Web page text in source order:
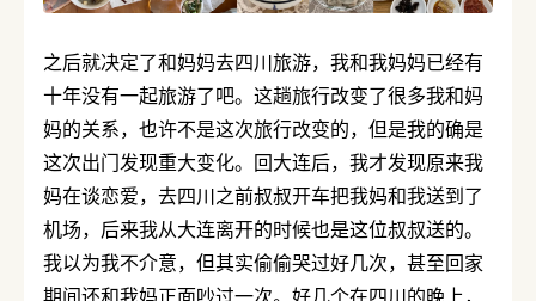
之后就决定了和妈妈去四川旅游，我和我妈妈已经有
十年没有一起旅游了吧。这趟旅行改变了很多我和妈
妈的关系，也许不是这次旅行改变的，但是我的确是
这次出门发现重大变化。回大连后，我才发现原来我
妈在谈恋爱，去四川之前叔叔开车把我妈和我送到了
机场，后来我从大连离开的时候也是这位叔叔送的。
我以为我不介意，但其实偷偷哭过好几次，甚至回家